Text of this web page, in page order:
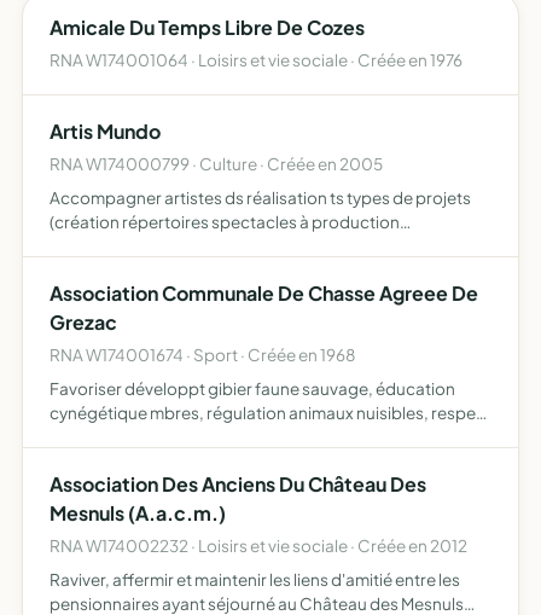
Amicale Du Temps Libre De Cozes
RNA W174001064 · Loisirs et vie sociale · Créée en 1976
Artis Mundo
RNA W174000799 · Culture · Créée en 2005
Accompagner artistes ds réalisation ts types de projets
(création répertoires spectacles à production
professionnel ou…
Association Communale De Chasse Agreee De
Grezac
RNA W174001674 · Sport · Créée en 1968
Favoriser développt gibier faune sauvage, éducation
cynégétique mbres, régulation animaux nuisibles, respect
Association Des Anciens Du Château Des
Mesnuls (A.a.c.m.)
RNA W174002232 · Loisirs et vie sociale · Créée en 2012
Raviver, affermir et maintenir les liens d'amitié entre les
pensionnaires ayant séjourné au Château des Mesnuls